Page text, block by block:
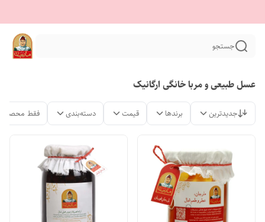
جستجو
عسل طبیعی و مربا خانگی ارگانیک
جدیدترین برندها قیمت دسته‌بندی فقط